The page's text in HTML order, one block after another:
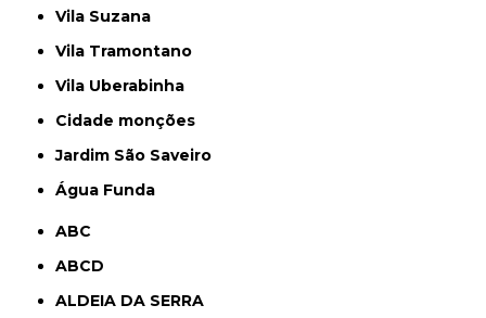
Vila Suzana
Vila Tramontano
Vila Uberabinha
cidade monções
jardim São Saveiro
Água Funda
ABC
ABCD
ALDEIA DA SERRA